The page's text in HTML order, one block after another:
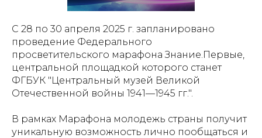
С 28 по 30 апреля 2025 г. запланировано
проведение Федерального
просветительского марафона Знание.Первые,
центральной площадкой которого станет
ФГБУК "Центральный музей Великой
Отечественной войны 1941—1945 гг.".
В рамках Марафона молодежь страны получит
уникальную возможность лично пообщаться и